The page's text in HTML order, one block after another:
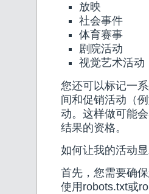
放映
社会事件
体育赛事
剧院活动
视觉艺术活动
您还可以标记一
间和促销活动（
动。这样做可能
结果的资格。
如何让我的活动
首先，您需要确
使用robots.txt或